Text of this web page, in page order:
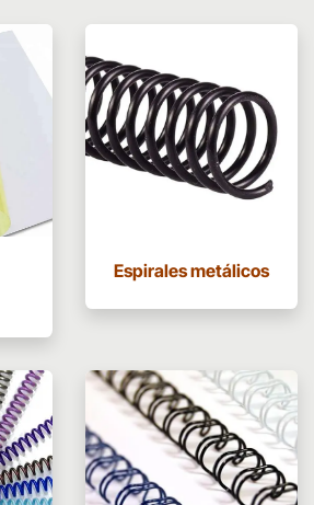
Espirales metálicos